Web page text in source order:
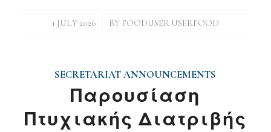
1 JULY 2026
/ BY FOODUSER USERFOOD
SECRETARIAT ANNOUNCEMENTS
Παρουσίαση
Πτυχιακής Διατριβής